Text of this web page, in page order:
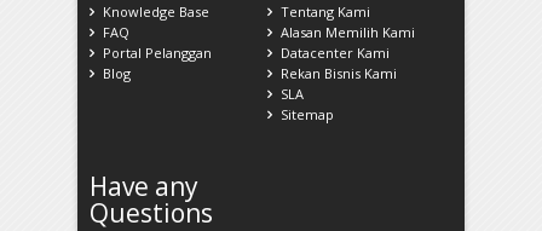
Knowledge Base
FAQ
Portal Pelanggan
Blog
Tentang Kami
Alasan Memilih Kami
Datacenter Kami
Rekan Bisnis Kami
SLA
Sitemap
Have any
Questions